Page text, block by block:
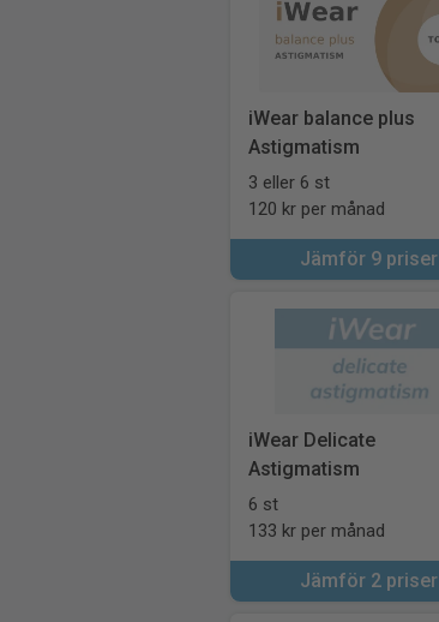
iWear balance plus
Astigmatism
3 eller 6 st
120 kr per månad
Jämför 9 priser
iWear Delicate
Astigmatism
6 st
133 kr per månad
Jämför 2 priser